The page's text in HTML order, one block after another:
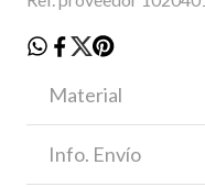
Material
Info. Envío